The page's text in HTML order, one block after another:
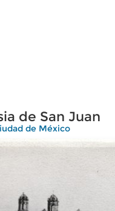
de San Juan
de México